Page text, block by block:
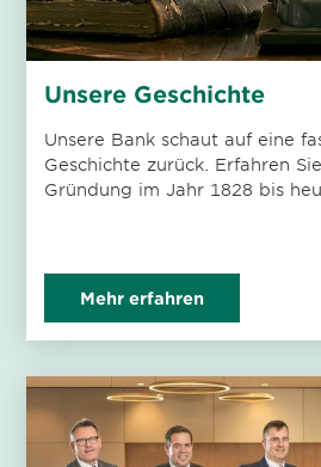
Unsere Geschichte
Unsere Bank schaut auf eine
Geschichte zurück. Erfahren
Gründung im Jahr 1828 bis
Mehr erfahren